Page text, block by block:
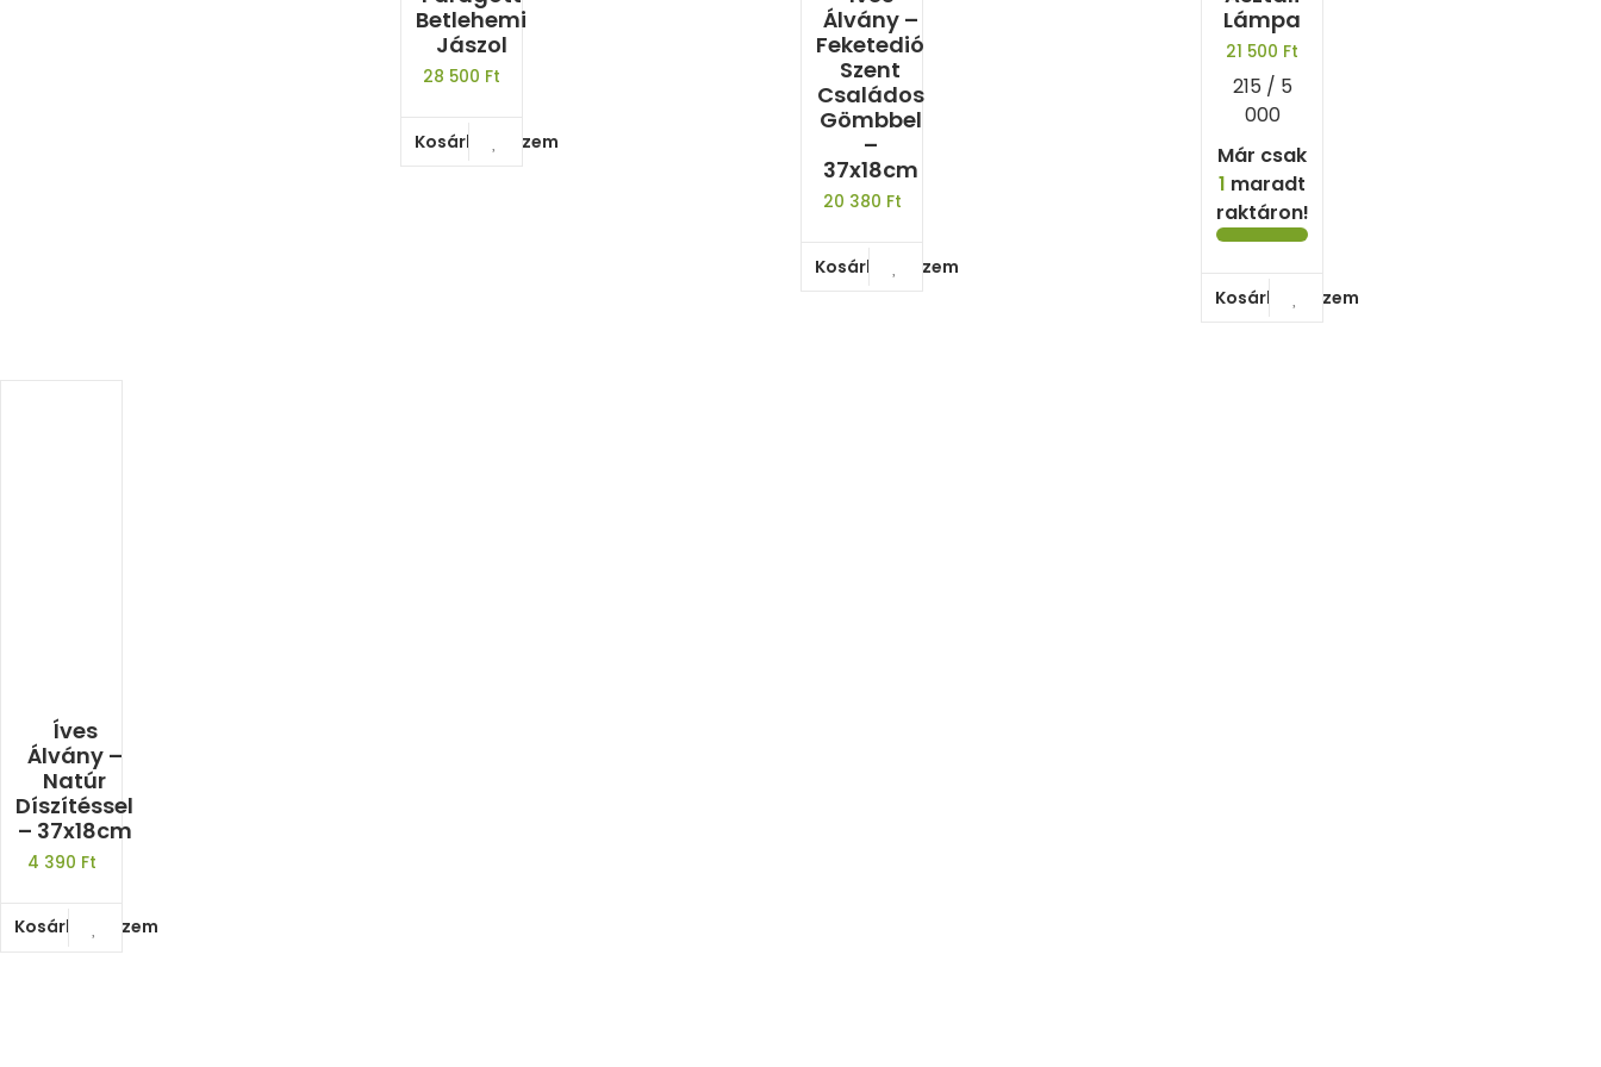
Betlehemi
Jászol
28 500 Ft
Kosárba teszem
Álvány –
Feketedió
Szent
Családos
Gömbbel
–
37x18cm
20 380 Ft
Kosárba teszem
Lámpa
21 500 Ft
215 / 5
000
Már csak
1 maradt
raktáron!
Kosárba teszem
Íves
Álvány –
Natúr
Díszítéssel
– 37x18cm
4 390 Ft
Kosárba teszem